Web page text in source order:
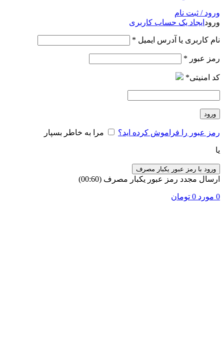
ورود / ثبت نام
ورود ایجاد یک حساب کاربری
نام کاربری یا آدرس ایمیل *
رمز عبور *
کد امنیتی*
ورود
رمز عبور را فراموش کرده اید؟ مرا به خاطر بسپار
یا
ورود با رمز عبور یکبار مصرف
ارسال مجدد رمز عبور یکبار مصرف (00:
60
)
0 مورد 0 تومان